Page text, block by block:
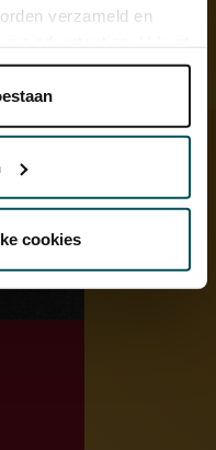
verzameld en
wij mogen
Lees onze
website kunt u uw
cookies